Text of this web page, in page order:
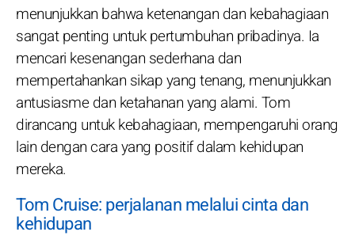
menunjukkan bahwa ketenangan dan kebahagiaan
sangat penting untuk pertumbuhan pribadinya. Ia
mencari kesenangan sederhana dan
mempertahankan sikap yang tenang, menunjukkan
antusiasme dan ketahanan yang alami. Tom
dirancang untuk kebahagiaan, mempengaruhi orang
lain dengan cara yang positif dalam kehidupan
mereka.
Tom Cruise: perjalanan melalui cinta dan
kehidupan